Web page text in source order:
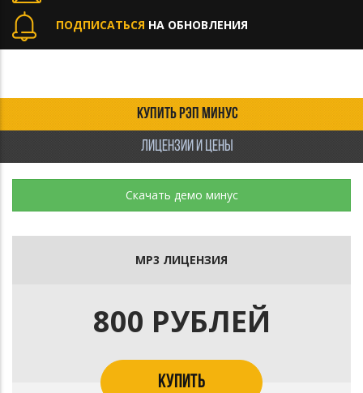
ПОДПИСАТЬСЯ НА ОБНОВЛЕНИЯ
КУПИТЬ РЭП МИНУС
ЛИЦЕНЗИИ И ЦЕНЫ
Скачать демо минус
MP3 ЛИЦЕНЗИЯ
800 РУБЛЕЙ
КУПИТЬ